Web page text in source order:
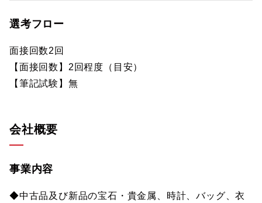
選考フロー
面接回数2回
【面接回数】2回程度（目安）
【筆記試験】無
会社概要
事業内容
◆中古品及び新品の宝石・貴金属、時計、バッグ、衣